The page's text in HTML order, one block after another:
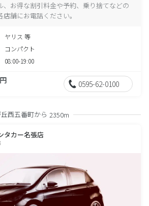
、お得な割引料金や予約、乗り捨てなどの
舗にお電話ください。
ヤリス 等
コンパクト
08:00-19:00
0595-62-0100
西五番町から 2350m
タカー名張店